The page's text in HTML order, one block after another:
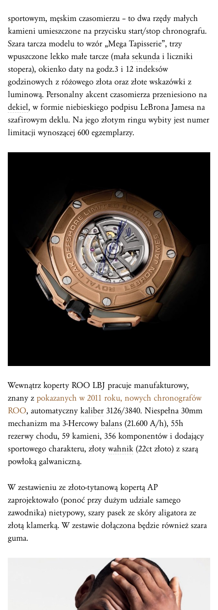
sportowym, męskim czasomierzu – to dwa rzędy małych
kamieni umieszczone na przycisku start/stop chronografu.
Szara tarcza modelu to wzór „Mega Tapisserie”, trzy
wpuszczone lekko małe tarcze (mała sekunda i liczniki
stopera), okienko daty na godz.3 i 12 indeksów
godzinowych z różowego złota oraz złote wskazówki z
luminową. Personalny akcent czasomierza przeniesiono na
dekiel, w formie niebieskiego podpisu LeBrona Jamesa na
szafirowym deklu. Na jego złotym ringu wybity jest numer
limitacji wynoszącej 600 egzemplarzy.
Wewnątrz koperty ROO LBJ pracuje manufakturowy,
znany z pokazanych w 2011 roku, nowych chronografów
ROO, automatyczny kaliber 3126/3840. Niespełna 30mm
mechanizm ma 3-Hercowy balans (21.600 A/h), 55h
rezerwy chodu, 59 kamieni, 356 komponentów i dodający
sportowego charakteru, złoty wahnik (22ct złoto) z szarą
powłoką galwaniczną.
W zestawieniu ze złoto-tytanową kopertą AP
zaprojektowało (ponoć przy dużym udziale samego
zawodnika) nietypowy, szary pasek ze skóry aligatora ze
złotą klamerką. W zestawie dołączona będzie również szara
guma.